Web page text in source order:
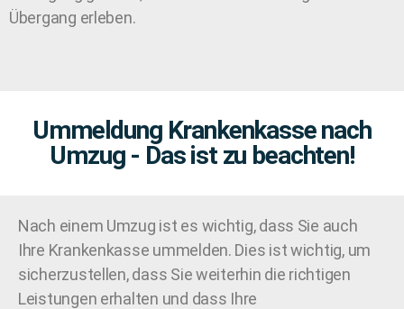
Übergang erleben.
Ummeldung Krankenkasse nach
Umzug - Das ist zu beachten!
Nach einem Umzug ist es wichtig, dass Sie auch
Ihre Krankenkasse ummelden. Dies ist wichtig, um
sicherzustellen, dass Sie weiterhin die richtigen
Leistungen erhalten und dass Ihre